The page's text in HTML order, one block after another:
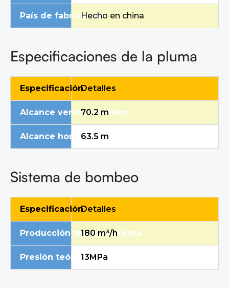
País de fabricaciónHecho en china
Especificaciones de la pluma
EspecificaciónDetalles
Alcance vertical máximo
70.2 m
Alcance horizontal máximo
63.5 m
Sistema de bombeo
EspecificaciónDetalles
Producción teórica máxima
180 m³/h
Presión teórica máxima
13 MPa